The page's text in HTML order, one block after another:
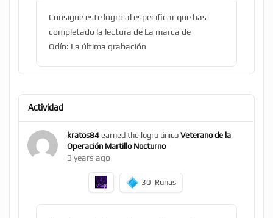
Consigue este logro al especificar que has
completado la lectura de La marca de
Odín: La última grabación
Actividad
kratos84 earned the logro único Veterano de la
Operación Martillo Nocturno
3 years ago
30 Runas